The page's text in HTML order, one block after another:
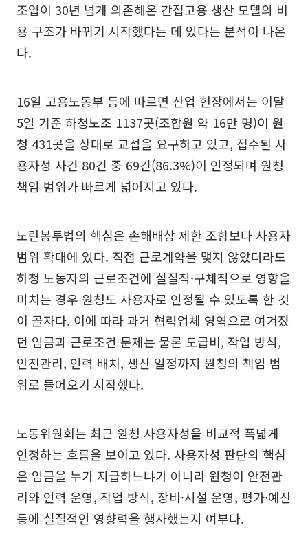
조업이 30년 넘게 의존해온 간접고용 생산 모델의 비
용 구조가 바뀌기 시작했다는 데 있다는 분석이 나온
다.
16일 고용노동부 등에 따르면 산업 현장에서는 이달
5일 기준 하청노조 1137곳(조합원 약 16만 명)이 원
청 431곳을 상대로 교섭을 요구하고 있고, 접수된 사
용자성 사건 80건 중 69건(86.3%)이 인정되며 원청
책임 범위가 빠르게 넓어지고 있다.
노란봉투법의 핵심은 손해배상 제한 조항보다 사용자
범위 확대에 있다. 직접 근로계약을 맺지 않았더라도
하청 노동자의 근로조건에 실질적·구체적으로 영향을
미치는 경우 원청도 사용자로 인정될 수 있도록 한 것
이 골자다. 이에 따라 과거 협력업체 영역으로 여겨졌
던 임금과 근로조건 문제는 물론 도급비, 작업 방식,
안전관리, 인력 배치, 생산 일정까지 원청의 책임 범
위로 들어오기 시작했다.
노동위원회는 최근 원청 사용자성을 비교적 폭넓게
인정하는 흐름을 보이고 있다. 사용자성 판단의 핵심
은 임금을 누가 지급하느냐가 아니라 원청이 안전관
리와 인력 운영, 작업 방식, 장비·시설 운영, 평가·예산
등에 실질적인 영향력을 행사했는지 여부다.